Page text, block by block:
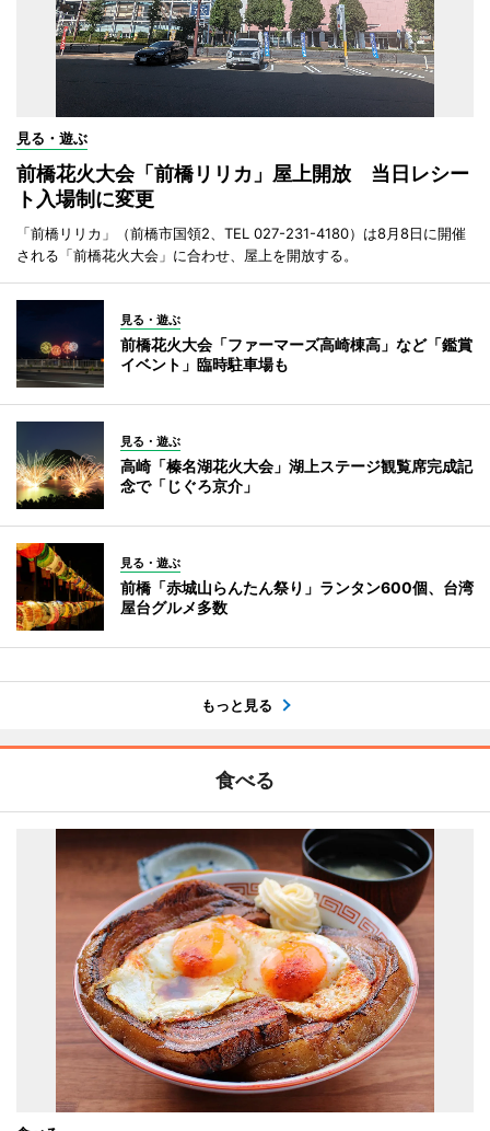
見る・遊ぶ
前橋花火大会「前橋リリカ」屋上開放 当日レシー
ト入場制に変更
「前橋リリカ」（前橋市国領2、TEL 027-231-4180）は8月8日に開催
される「前橋花火大会」に合わせ、屋上を開放する。
見る・遊ぶ
前橋花火大会「ファーマーズ高崎棟高」など「鑑賞
イベント」臨時駐車場も
見る・遊ぶ
高崎「榛名湖花火大会」湖上ステージ観覧席完成記
念で「じぐろ京介」
見る・遊ぶ
前橋「赤城山らんたん祭り」ランタン600個、台湾
屋台グルメ多数
もっと見る
食べる